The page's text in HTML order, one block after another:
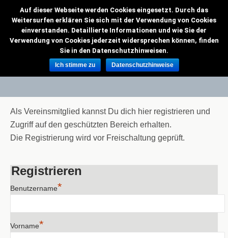
VMC Grenzflieger
Registrierung
Als Vereinsmitglied kannst Du dich hier registrieren und
Zugriff auf den geschützten Bereich erhalten.
Die Registrierung wird vor Freischaltung geprüft.
Registrieren
Benutzername*
Vorname*
Auf dieser Webseite werden Cookies eingesetzt. Durch das
Weitersurfen erklären Sie sich mit der Verwendung von Cookies
einverstanden. Detaillierte Informationen und wie Sie der
Verwendung von Cookies jederzeit widersprechen können, finden
Sie in den Datenschutzhinweisen.
Ich stimme zu Datenschutzhinweise